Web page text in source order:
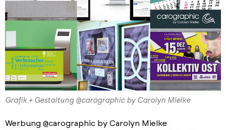
Grafik + Gestaltung @carographic by Carolyn Mielke
Werbung @carographic by Carolyn Mielke